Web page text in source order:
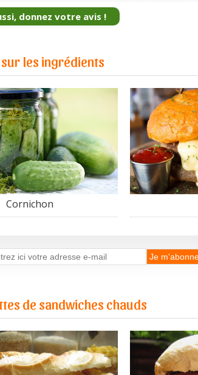
donnez votre avis !
sur les ingrédients
Cornichon
de sandwiches chauds